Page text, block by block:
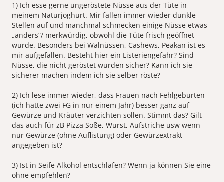
1) Ich esse gerne ungeröstete Nüsse aus der Tüte in
meinem Naturjoghurt. Mir fallen immer wieder dunkle
Stellen auf und manchmal schmecken einige Nüsse etwas
„anders“/ merkwürdig, obwohl die Tüte frisch geöffnet
wurde. Besonders bei Walnüssen, Cashews, Peakan ist es
mir aufgefallen. Besteht hier ein Listeriengefahr? Sind
Nüsse, die nicht geröstet wurden sicher? Kann ich sie
sicherer machen indem ich sie selber röste?
2) Ich lese immer wieder, dass Frauen nach Fehlgeburten
(ich hatte zwei FG in nur einem Jahr) besser ganz auf
Gewürze und Kräuter verzichten sollen. Stimmt das? Gilt
das auch für zB Pizza Soße, Wurst, Aufstriche usw wenn
nur Gewürze (ohne Auflistung) oder Gewürzextrakt
angegeben ist?
3) Ist in Seife Alkohol entschlafen? Wenn ja können Sie eine
ohne empfehlen?